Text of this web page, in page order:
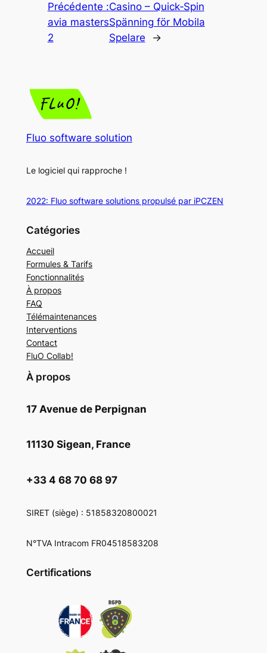
Précédente :
avia masters
2
Casino – Quick‑Spin
Spänning för Mobila
Spelare
→
Fluo software solution
Le logiciel qui rapproche !
2022: Fluo software solutions propulsé par iPCZEN
Catégories
Accueil
Formules & Tarifs
Fonctionnalités
À propos
FAQ
Télémaintenances
Interventions
Contact
FluO Collab!
À propos
17 Avenue de Perpignan
11130 Sigean, France
+33 4 68 70 68 97
SIRET(siège) : 51858320800021
N°TVA Intracom FR04518583208
Certifications